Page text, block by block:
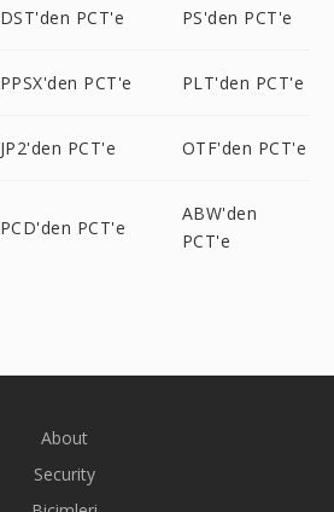
DST'den PCT'e PS'den PCT'e
PPSX'den PCT'e PLT'den PCT'e
JP2'den PCT'e OTF'den PCT'e
PCD'den PCT'e
ABW'den
PCT'e
About
Security